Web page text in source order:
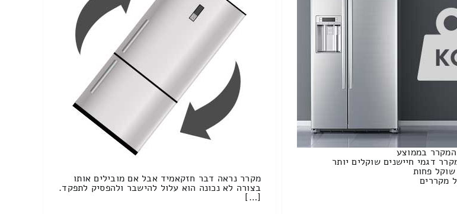
בממוצע
דגמי חיישנים שוקלים יותר
פחות
מקררים
מקרר נראה דבר חזקאמיד אבל אם מובילים אותו
בצורה לא נכונה הוא עלול להישבר ולהפסיק לתפקד.
[…]